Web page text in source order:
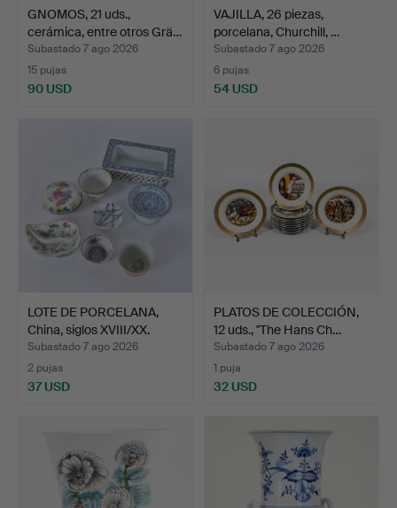
GNOMOS, 21 uds.,
cerámica, entre otros Grä…
Subastado 7 ago 2026
15 pujas
90 USD
VAJILLA, 26 piezas,
porcelana, Churchill, …
Subastado 7 ago 2026
6 pujas
54 USD
LOTE DE PORCELANA,
China, siglos XVIII/XX.
Subastado 7 ago 2026
2 pujas
37 USD
PLATOS DE COLECCIÓN,
12 uds., "The Hans Ch…
Subastado 7 ago 2026
1 puja
32 USD